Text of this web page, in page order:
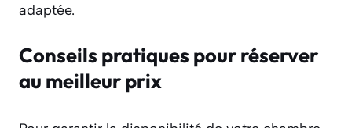
adaptée.
Conseils pratiques pour réserver
au meilleur prix